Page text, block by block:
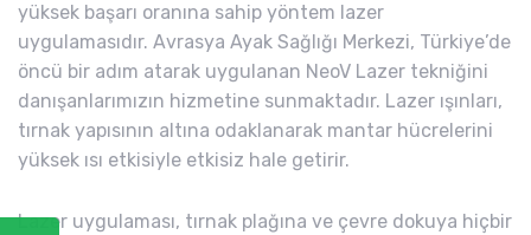
yüksek başarı oranına sahip yöntem lazer
uygulamasıdır. Avrasya Ayak Sağlığı Merkezi, Türkiye’de
öncü bir adım atarak uygulanan NeoV Lazer tekniğini
danışanlarımızın hizmetine sunmaktadır. Lazer ışınları,
tırnak yapısının altına odaklanarak mantar hücrelerini
yüksek ısı etkisiyle etkisiz hale getirir.
Lazer uygulaması, tırnak plağına ve çevre dokuya hiçbir